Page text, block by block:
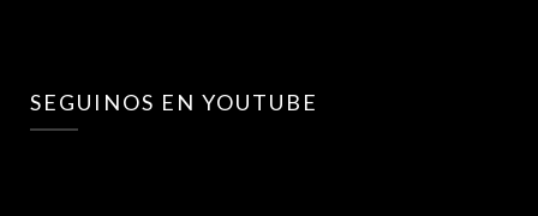
SEGUINOS EN YOUTUBE